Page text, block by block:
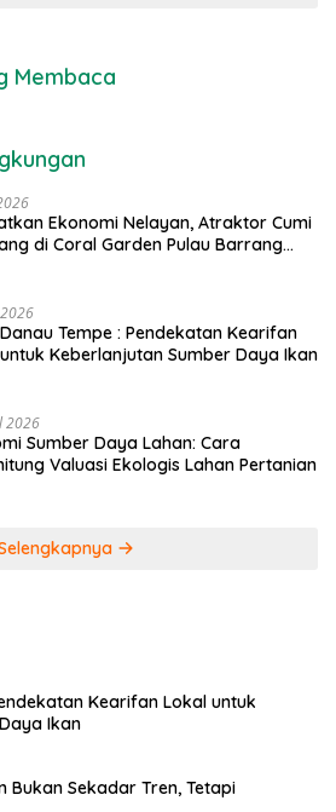
Membaca
Ekonomi Nelayan, Atraktor Cumi
di Coral Garden Pulau Barrang
Tempe : Pendekatan Kearifan
Keberlanjutan Sumber Daya Ikan
2026
Sumber Daya Lahan: Cara
Valuasi Ekologis Lahan Pertanian
Kearifan Lokal untuk
Ikan
Bukan Sekadar Tren, Tetapi